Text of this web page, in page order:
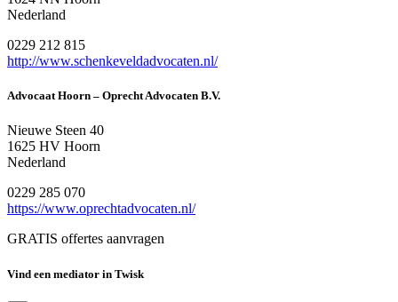
Nederland
0229 212 815
http://www.schenkeveldadvocaten.nl/
Advocaat Hoorn – Oprecht Advocaten B.V.
Nieuwe Steen 40
1625 HV Hoorn
Nederland
0229 285 070
https://www.oprechtadvocaten.nl/
GRATIS offertes aanvragen
Vind een mediator in Twisk